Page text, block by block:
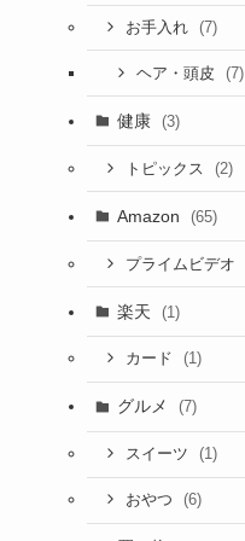
お手入れ (7)
ヘア・頭皮 (7)
健康 (3)
トピックス (2)
Amazon (65)
プライムビデオ
楽天 (1)
カード (1)
グルメ (7)
スイーツ (1)
おやつ (6)